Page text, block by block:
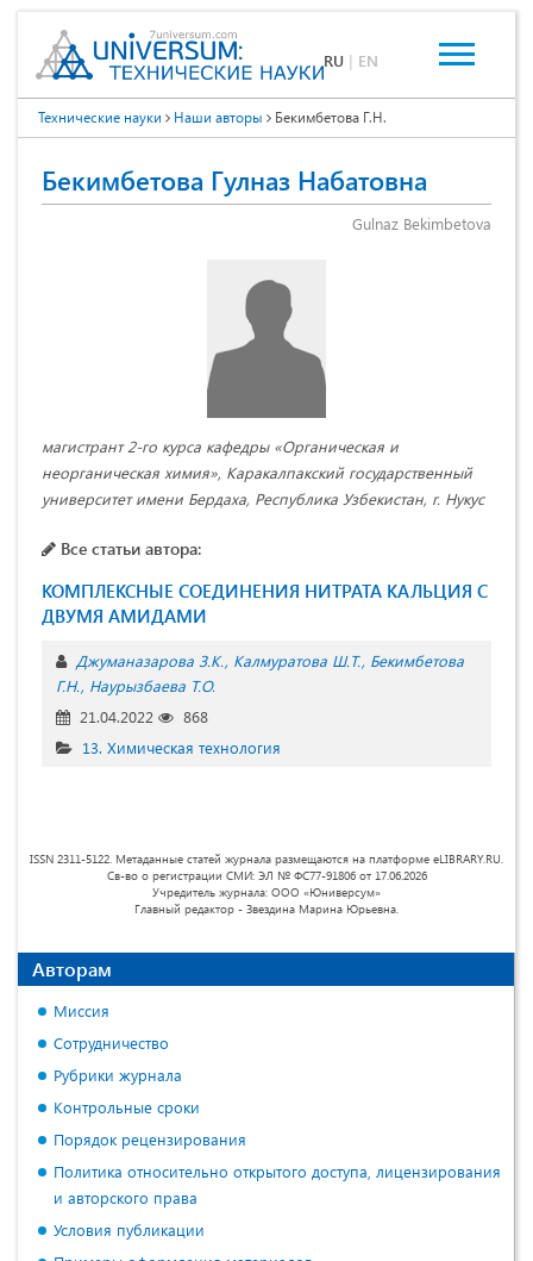
RU | EN
Технические науки Наши авторы Бекимбетова Г.Н.
Бекимбетова Гулназ Набатовна
Gulnaz Bekimbetova
магистрант 2-го курса кафедры «Органическая и
неорганическая химия», Каракалпакский государственный
университет имени Бердаха, Республика Узбекистан, г. Нукус
Все статьи автора:
КОМПЛЕКСНЫЕ СОЕДИНЕНИЯ НИТРАТА КАЛЬЦИЯ С
ДВУМЯ АМИДАМИ
Джуманазарова З.К. Калмуратова Ш.Т. Бекимбетова
Г.Н. Наурызбаева Т.О.
21.04.2022
868
13. Химическая технология
ISSN 2311-5122. Метаданные статей журнала размещаются на платформе eLIBRARY.RU.
Св-во о регистрации СМИ: ЭЛ № ФС77-91806 от 17.06.2026
Учредитель журнала: ООО «Юниверсум»
Главный редактор - Звездина Марина Юрьевна.
Авторам
Миссия
Сотрудничество
Рубрики журнала
Контрольные сроки
Порядок рецензирования
Политика относительно открытого доступа, лицензирования
и авторского права
Условия публикации